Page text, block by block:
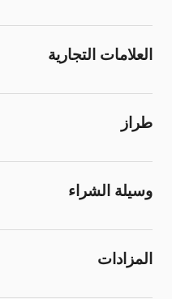
العلامات التجارية
طراز
وسيلة الشراء
المزادات